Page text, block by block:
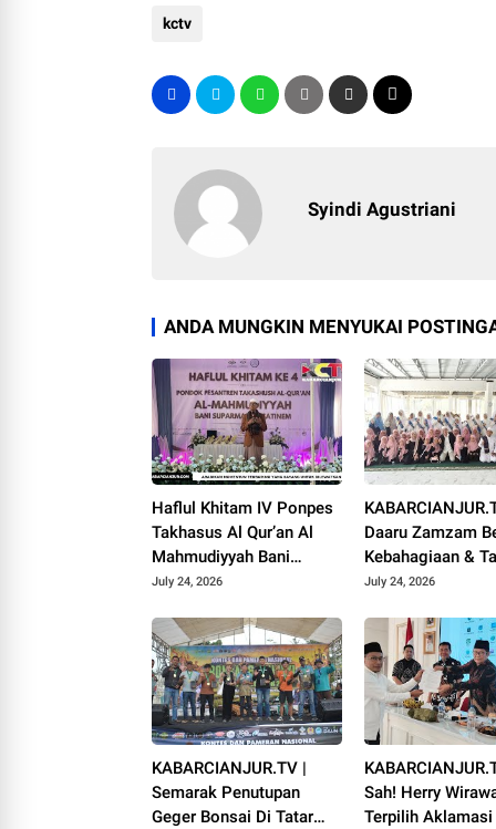
kctv
Syindi Agustriani
ANDA MUNGKIN MENYUKAI
Haflul Khitam IV Ponpes
Takhasus Al Qur’an Al
Mahmudiyyah Bani
Suparman Assatinem
July 24, 2026
Daaru Zamzam
Kebahagiaan &
Qur’an Sambut
July 24, 2026
KABARCIANJUR.TV |
Semarak Penutupan
Geger Bonsai Di Tatar
Sah! Herry
Terpilih